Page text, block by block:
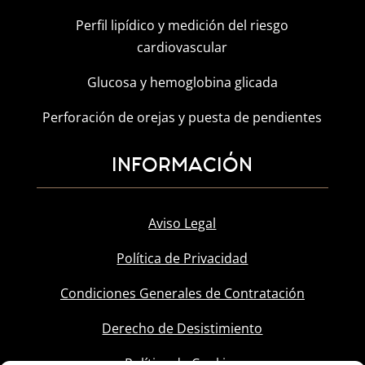
Perfil lipídico y medición del riesgo
cardiovascular
Glucosa y hemoglobina glicada
Perforación de orejas y puesta de pendientes
INFORMACIÓN
Aviso Legal
Política de Privacidad
Condiciones Generales de Contratación
Derecho de Desistimiento